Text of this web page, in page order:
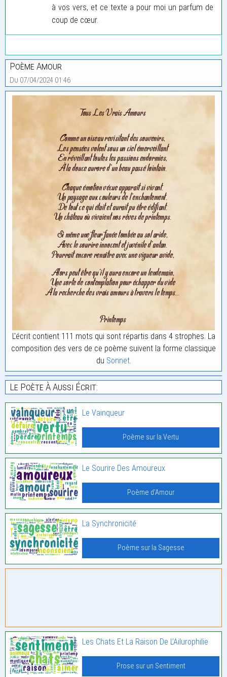
à vos vers, et ce texte a pour moi un parfum de
coup de cœur.
Poème Amour
Du 07/04/2024 01:46
L'écrit contient 111 mots qui sont répartis dans 4 strophes. La
composition des vers de ce poème suivent la forme classique
du Sonnet.
Le Poète À Aussi Écrit:
Le Vainqueur
Poème sur la Vertu
Le Sourire Des Amoureux
Poème d'Amour
La Synchronicité
Poème sur la Sagesse
Les Chats Et La Raison De L’Ailurophilie
Prose sur un Sentiment